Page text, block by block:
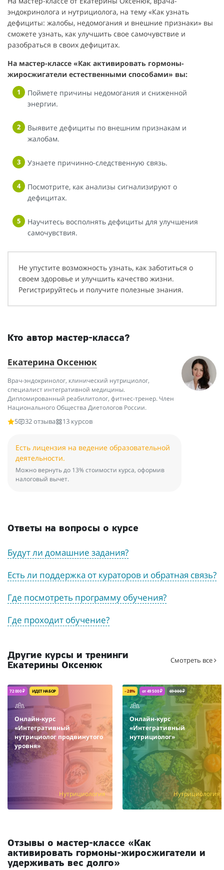
эндокринолога и нутрициолога, на тему «Как узнать
дефициты: жалобы, недомогания и внешние признаки» вы
сможете узнать, как улучшить свое самочувствие и
разобраться в своих дефицитах.
На мастер-классе «Как активировать гормоны-
жиросжигатели естественными способами» вы:
Поймете причины недомогания и сниженной
энергии.
Выявите дефициты по внешним признакам и
жалобам.
Узнаете причинно-следственную связь.
Посмотрите, как анализы сигнализируют о
дефицитах.
Научитесь восполнять дефициты для улучшения
самочувствия.
Не упустите возможность узнать, как заботиться о
своем здоровье и улучшить качество жизни.
Регистрируйтесь и получите полезные знания.
Кто автор мастер-класса?
Екатерина Оксенюк
Врач-эндокринолог, клинический нутрициолог,
специалист интегративной медицины.
Дипломированный реабилитолог, фитнес-тренер. Член
Национального Общества Диетологов России.
5
32 отзыва 13 курсов
Есть лицензия на ведение образовательной
деятельности.
Можно вернуть до 13% стоимости курса, оформив
налоговый вычет.
Ответы на вопросы о курсе
Будут ли домашние задания?
Есть ли поддержка от кураторов и обратная связь?
Где посмотреть программу обучения?
Где проходит обучение?
Другие курсы и тренинги
Екатерины Оксенюк
Смотреть все
72 000 ₽ ИДЕТ НАБОР
Онлайн-курс
«Интегративный
нутрициолог продвинутого
уровня»
Нутрициология
– 28% от 49 500 ₽ 69 000 ₽
Онлайн-курс
«Интегративный
нутрициолог»
Нутрициология
Отзывы о мастер-классе «Как
активировать гормоны-жиросжигатели и
удерживать вес долго»